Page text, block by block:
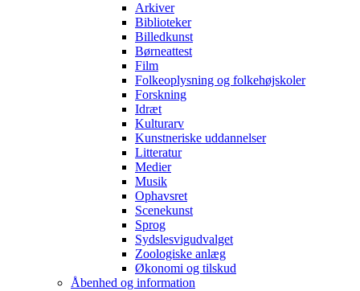
Arkiver
Biblioteker
Billedkunst
Børneattest
Film
Folkeoplysning og folkehøjskoler
Forskning
Idræt
Kulturarv
Kunstneriske uddannelser
Litteratur
Medier
Musik
Ophavsret
Scenekunst
Sprog
Sydslesvigudvalget
Zoologiske anlæg
Økonomi og tilskud
Åbenhed og information